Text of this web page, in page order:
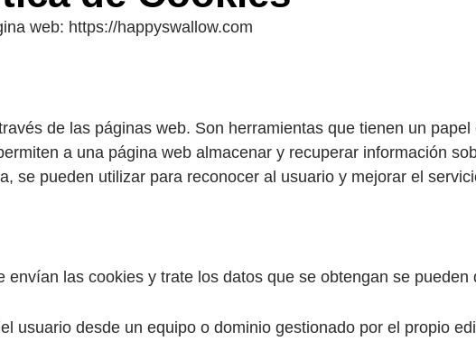
web: https://happyswallow.com
de las páginas web. Son herramientas que tienen un
a una página web almacenar y recuperar información
se pueden utilizar para reconocer al usuario y mejorar el
las cookies y trate los datos que se obtengan se pueden
usuario desde un equipo o dominio gestionado por el propio